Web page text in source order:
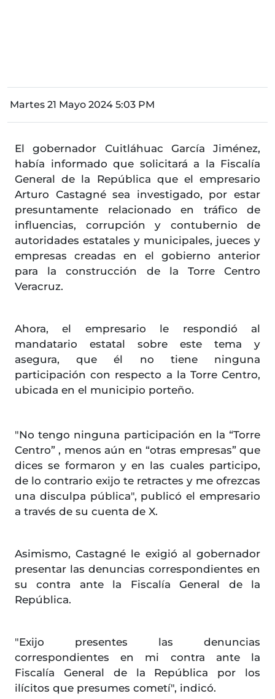
Martes 21 Mayo 2024 5:03 PM
El gobernador Cuitláhuac García Jiménez,
había informado que solicitará a la Fiscalía
General de la República que el empresario
Arturo Castagné sea investigado, por estar
presuntamente relacionado en tráfico de
influencias, corrupción y contubernio de
autoridades estatales y municipales, jueces y
empresas creadas en el gobierno anterior
para la construcción de la Torre Centro
Veracruz.
Ahora, el empresario le respondió al
mandatario estatal sobre este tema y
asegura, que él no tiene ninguna
participación con respecto a la Torre Centro,
ubicada en el municipio porteño.
"No tengo ninguna participación en la “Torre
Centro” , menos aún en “otras empresas” que
dices se formaron y en las cuales participo,
de lo contrario exijo te retractes y me ofrezcas
una disculpa pública", publicó el empresario
a través de su cuenta de X.
Asimismo, Castagné le exigió al gobernador
presentar las denuncias correspondientes en
su contra ante la Fiscalía General de la
República.
"Exijo presentes las denuncias
correspondientes en mi contra ante la
Fiscalía General de la República por los
ilícitos que presumes cometí", indicó.